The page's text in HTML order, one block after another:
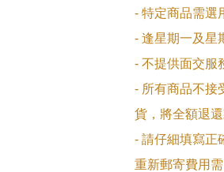
- 特定商品需選
- 逢星期一及星
- 不提供面交服
- 所有商品不接
貨，將全額退還
- 請仔細填寫正
重新郵寄費用需